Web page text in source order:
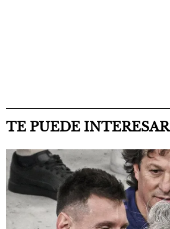
TE PUEDE INTERESAR